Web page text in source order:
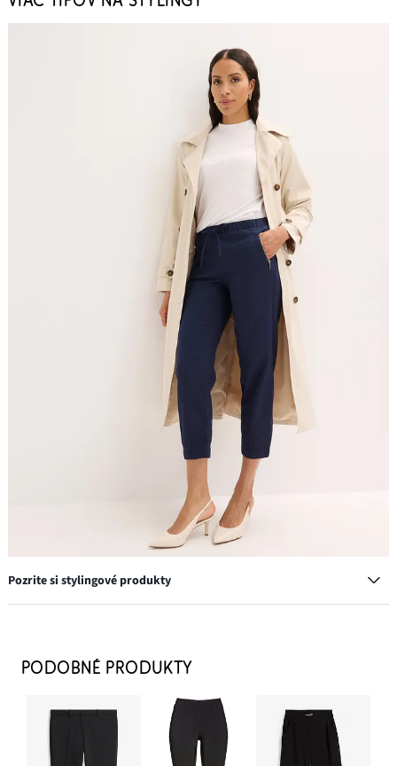
Pozrite si stylingové produkty
45,99 €
PRIDAŤ DO KOŠÍKA
Tričko z jemnej viskózy
8,49 €
PODOBNÉ PRODUKTY